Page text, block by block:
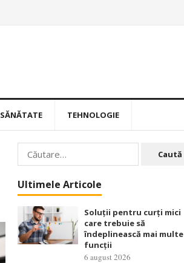
SĂNĂTATE TEHNOLOGIE
Caută
după:
Ultimele Articole
Soluții pentru curți mici
care trebuie să
îndeplinească mai multe
funcții
6 august 2026